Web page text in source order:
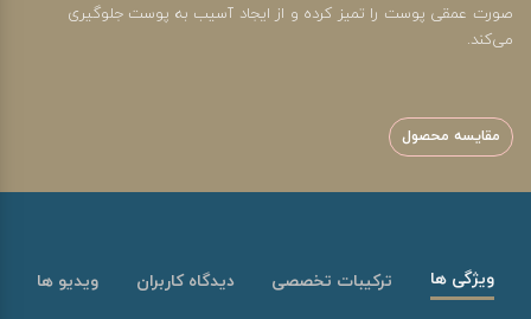
صورت عمقی پوست را تمیز کرده و از ایجاد آسیب به پوست جلوگیری
می‌کند.
مقایسه محصول
ویژگی ها ترکیبات تخصصی دیدگاه کاربران ویدیو ها